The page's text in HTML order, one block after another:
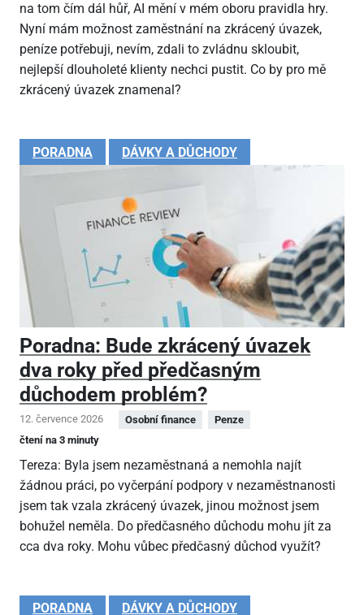
na tom čím dál hůř, AI mění v mém oboru pravidla hry.
Nyní mám možnost zaměstnání na zkrácený úvazek,
peníze potřebuji, nevím, zdali to zvládnu skloubit,
nejlepší dlouholeté klienty nechci pustit. Co by pro mě
zkrácený úvazek znamenal?
PORADNA DÁVKY A DŮCHODY
Poradna: Bude zkrácený úvazek
dva roky před předčasným
důchodem problém?
12. července 2026 Osobní finance
Penze
čtení na 3 minuty
Tereza: Byla jsem nezaměstnaná a nemohla najít
žádnou práci, po vyčerpání podpory v nezaměstnanosti
jsem tak vzala zkrácený úvazek, jinou možnost jsem
bohužel neměla. Do předčasného důchodu mohu jít za
cca dva roky. Mohu vůbec předčasný důchod využít?
PORADNA DÁVKY A DŮCHODY